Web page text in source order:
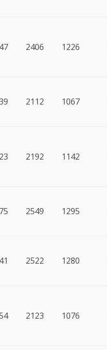
2406 1226
2112 1067
2192 1142
2549 1295
2522 1280
2123 1076